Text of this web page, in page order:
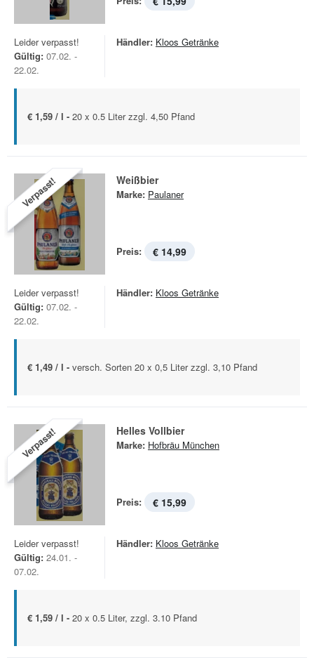
Leider verpasst!
Gültig: 07.02. -
22.02.
Händler: Kloos Getränke
€ 1,59 / l - 20 x 0.5 Liter zzgl. 4,50 Pfand
Verpasst! Weißbier
Marke: Paulaner
Preis: € 14,99
Leider verpasst!
Gültig: 07.02. -
22.02.
Händler: Kloos Getränke
€ 1,49 / l - versch. Sorten 20 x 0,5 Liter zzgl. 3,10 Pfand
Verpasst! Helles Vollbier
Marke: Hofbräu München
Preis: € 15,99
Leider verpasst!
Gültig: 24.01. -
07.02.
Händler: Kloos Getränke
€ 1,59 / l - 20 x 0.5 Liter, zzgl. 3.10 Pfand